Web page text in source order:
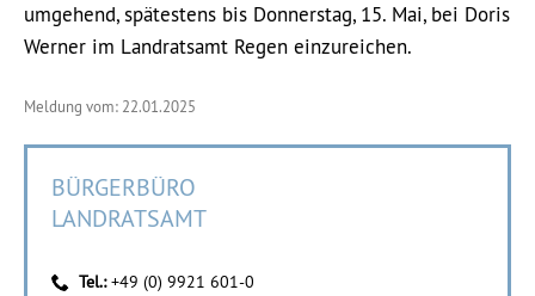
umgehend, spätestens bis Donnerstag, 15. Mai, bei Doris
Werner im Landratsamt Regen einzureichen.
Meldung vom: 22.01.2025
BÜRGERBÜRO
LANDRATSAMT
Tel.:+49 (0) 9921 601-0